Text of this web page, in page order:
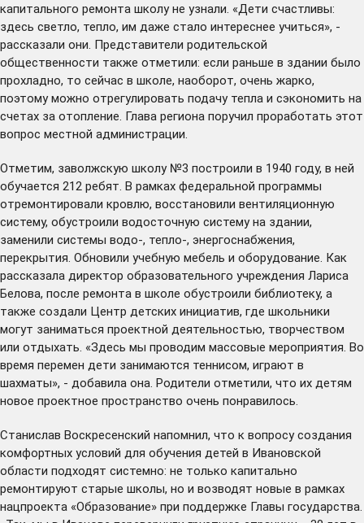
капитального ремонта школу не узнали. «Дети счастливы:
здесь светло, тепло, им даже стало интереснее учиться», -
рассказали они. Представители родительской
общественности также отметили: если раньше в здании было
прохладно, то сейчас в школе, наоборот, очень жарко,
поэтому можно отрегулировать подачу тепла и сэкономить на
счетах за отопление. Глава региона поручил проработать этот
вопрос местной администрации.
Отметим, заволжскую школу №3 построили в 1940 году, в ней
обучается 212 ребят. В рамках федеральной программы
отремонтировали кровлю, восстановили вентиляционную
систему, обустроили водосточную систему на здании,
заменили системы водо-, тепло-, энергоснабжения,
перекрытия. Обновили учебную мебель и оборудование. Как
рассказала директор образовательного учреждения Лариса
Белова, после ремонта в школе обустроили библиотеку, а
также создали Центр детских инициатив, где школьники
могут заниматься проектной деятельностью, творчеством
или отдыхать. «Здесь мы проводим массовые мероприятия. Во
время перемен дети занимаются теннисом, играют в
шахматы», - добавила она. Родители отметили, что их детям
новое проектное пространство очень понравилось.
Станислав Воскресенский напомнил, что к вопросу создания
комфортных условий для обучения детей в Ивановской
области подходят системно: не только капитально
ремонтируют старые школы, но и возводят новые в рамках
нацпроекта «Образование» при поддержке Главы государства.